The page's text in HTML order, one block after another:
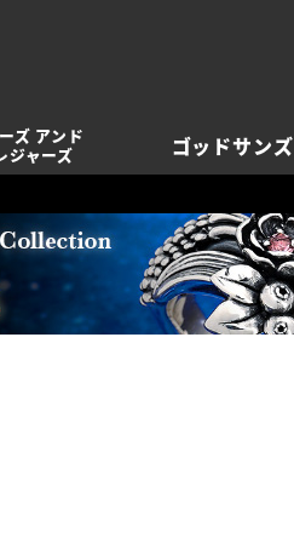
ズ アンド
ジャーズ
ゴッドサンズ